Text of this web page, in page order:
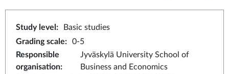
Study level :
Basic studies
Grading scale:
0-5
Responsible
organisation:
Jyväskylä University School of
Business and Economics